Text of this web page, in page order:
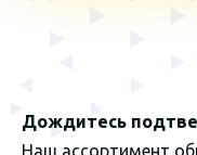
Дождитесь
Наш ассортимент